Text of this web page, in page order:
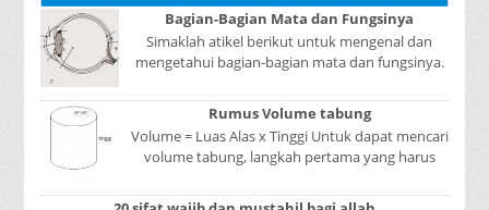
Bagian-Bagian Mata dan Fungsinya
Simaklah atikel berikut untuk mengenal dan
mengetahui bagian-bagian mata dan fungsinya.
mer...
Rumus Volume tabung
Volume = Luas Alas x Tinggi Untuk dapat mencari
volume tabung, langkah pertama yang harus
tabun...